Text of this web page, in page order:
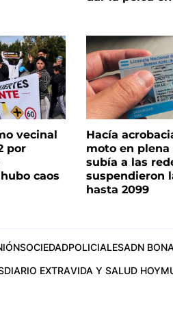
vecinal
por
caos
Hacía
moto en plena
subía a las
suspendieron
hasta 2099
SOCIEDADPOLICIALESADN
DIARIO EXTRAVIDA Y SALUD HOY